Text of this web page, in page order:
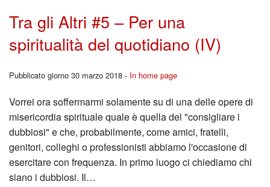
Tra gli Altri #5 – Per una
spiritualità del quotidiano (IV)
Pubblicato giorno 30 marzo 2018 - In home page
Vorrei ora soffermarmi solamente su di una delle opere di
misericordia spirituale quale è quella del "consigliare i
dubbiosi" e che, probabilmente, come amici, fratelli,
genitori, colleghi o professionisti abbiamo l'occasione di
esercitare con frequenza. In primo luogo ci chiediamo chi
siano i dubbiosi. Il…